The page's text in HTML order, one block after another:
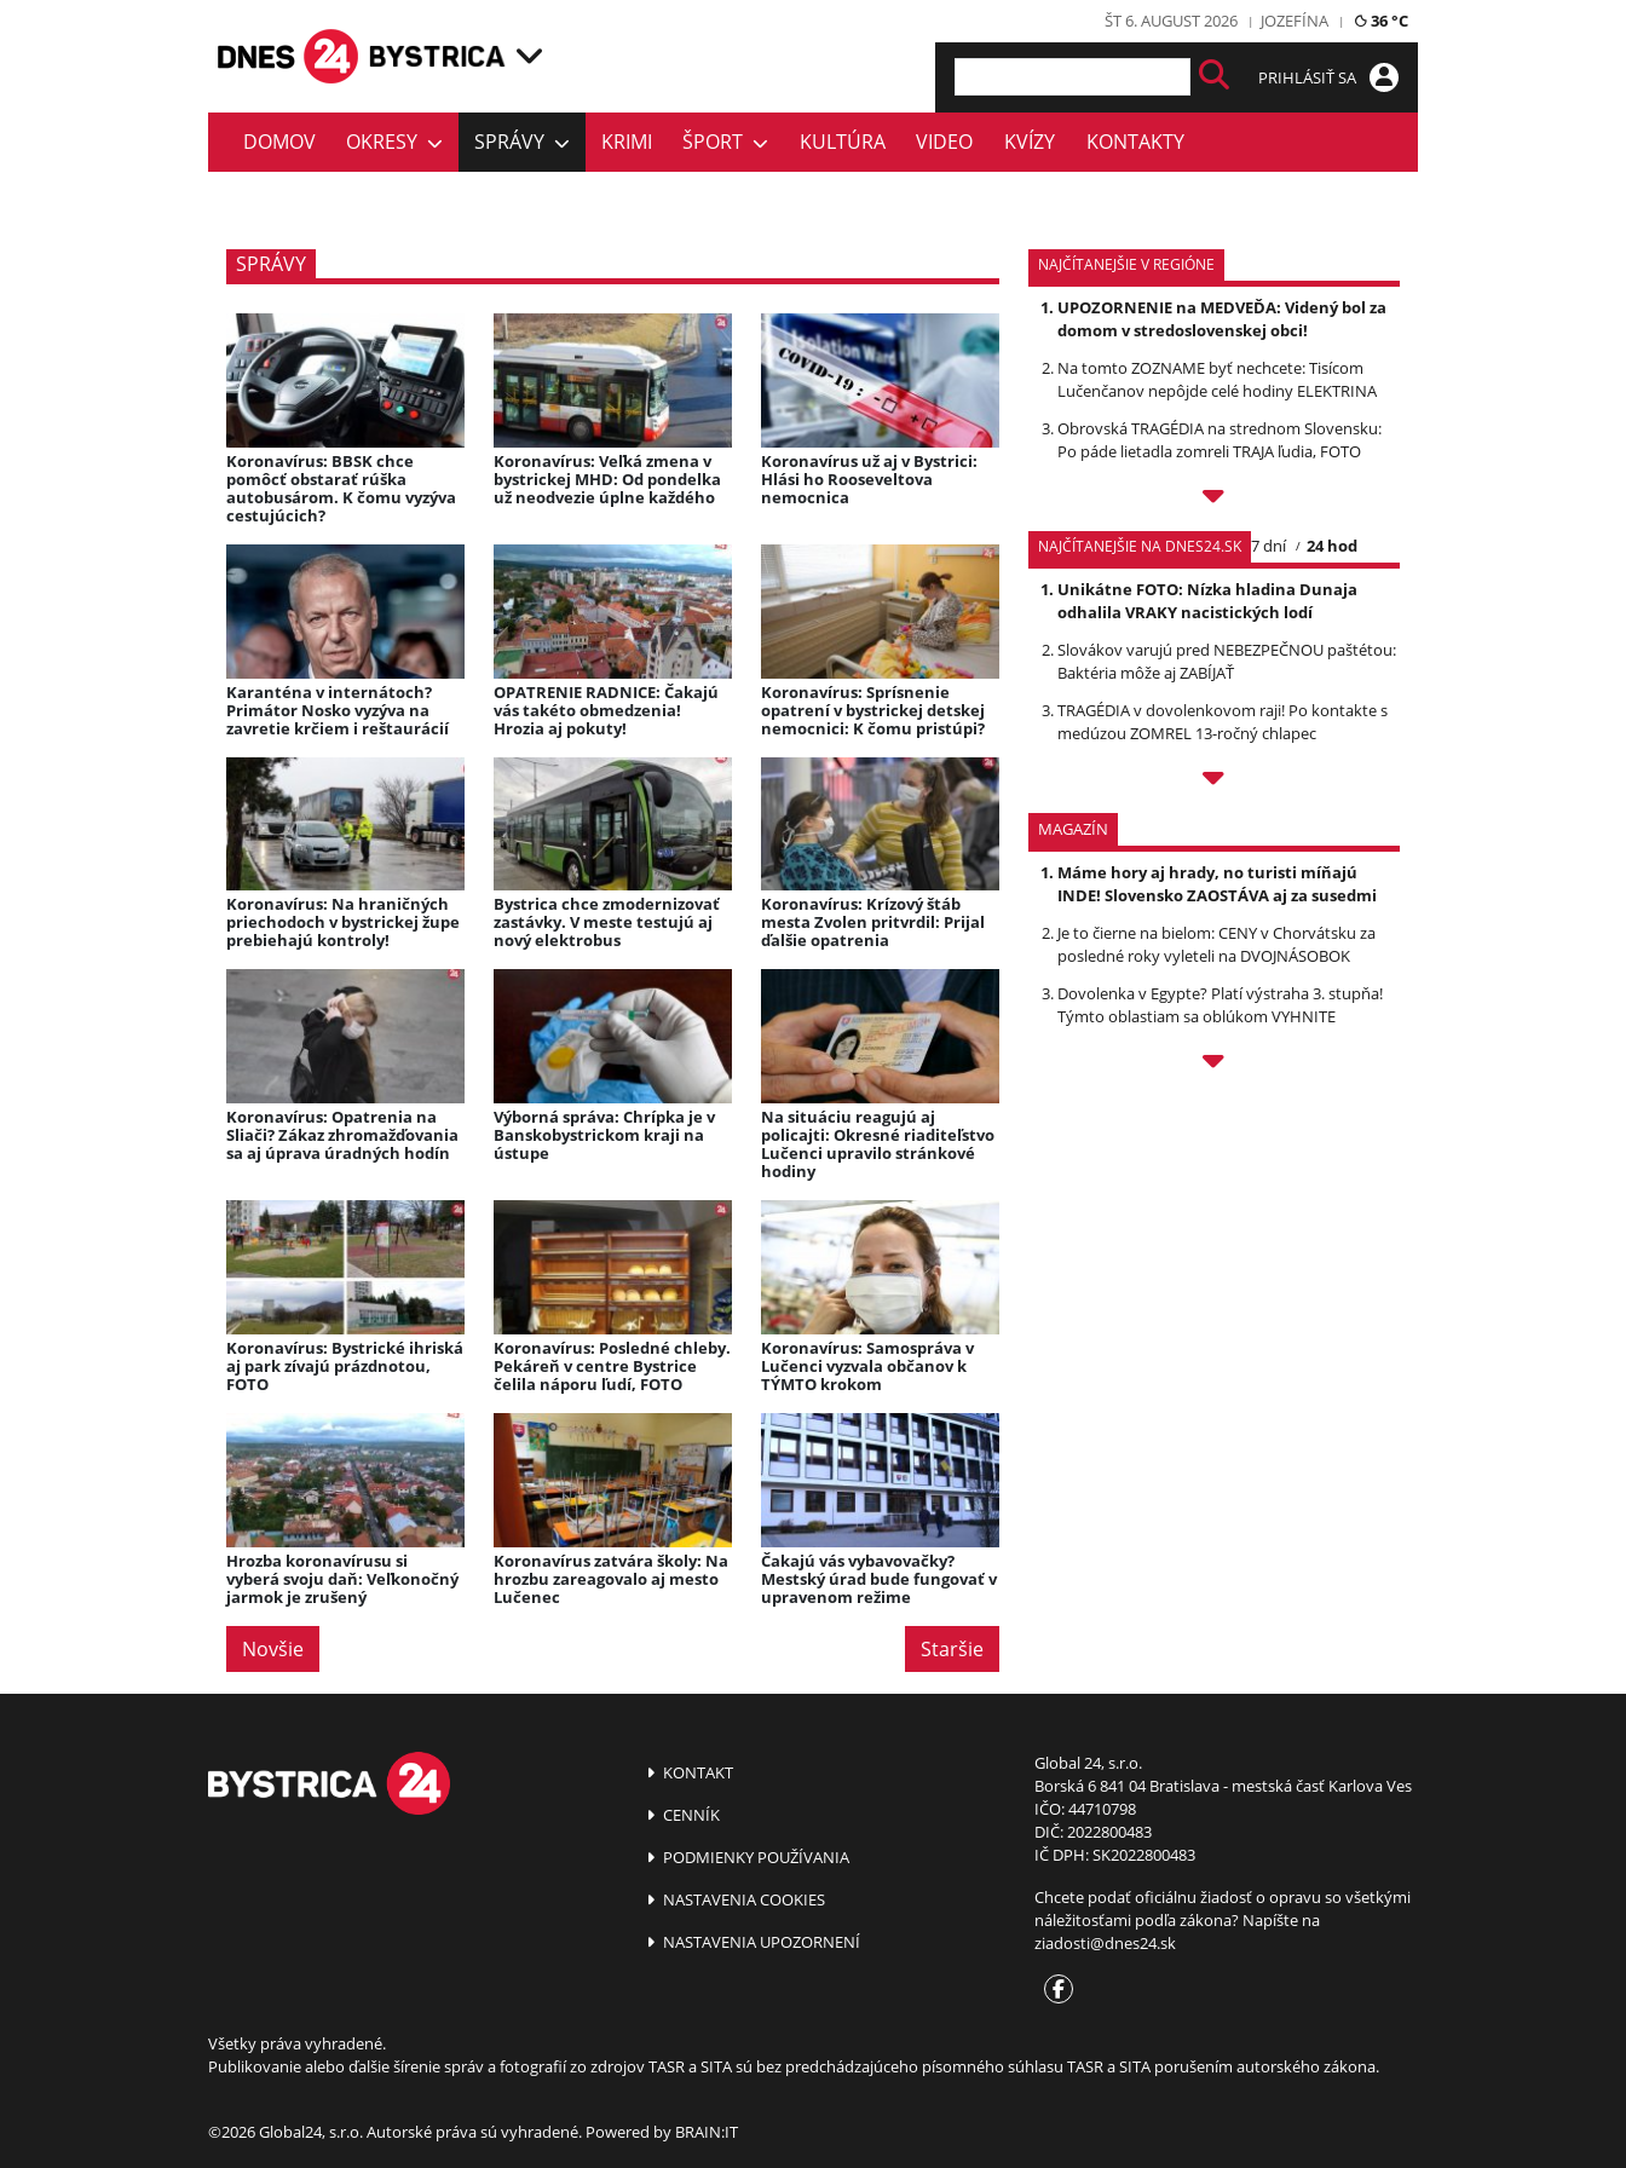
ŠT 6. AUGUST 2026 JOZEFÍNA 36 °C
PRIHLÁSIŤ SA
DOMOV OKRESY SPRÁVY KRIMI ŠPORT KULTÚRA VIDEO KVÍZY KONTAKTY
SPRÁVY
Koronavírus: BBSK chce
pomôcť obstarať rúška
autobusárom. K čomu vyzýva
cestujúcich?
Koronavírus: Veľká zmena v
bystrickej MHD: Od pondelka
už neodvezie úplne každého
Koronavírus už aj v Bystrici:
Hlási ho Rooseveltova
nemocnica
Karanténa v internátoch?
Primátor Nosko vyzýva na
zavretie krčiem i reštaurácií
OPATRENIE RADNICE: Čakajú
vás takéto obmedzenia!
Hrozia aj pokuty!
Koronavírus: Sprísnenie
opatrení v bystrickej detskej
nemocnici: K čomu pristúpi?
Koronavírus: Na hraničných
priechodoch v bystrickej župe
prebiehajú kontroly!
Bystrica chce zmodernizovať
zastávky. V meste testujú aj
nový elektrobus
Koronavírus: Krízový štáb
mesta Zvolen pritvrdil: Prijal
ďalšie opatrenia
Koronavírus: Opatrenia na
Sliači? Zákaz zhromažďovania
sa aj úprava úradných hodín
Výborná správa: Chrípka je v
Banskobystrickom kraji na
ústupe
Na situáciu reagujú aj
policajti: Okresné riaditeľstvo
Lučenci upravilo stránkové
hodiny
Koronavírus: Bystrické ihriská
aj park zívajú prázdnotou,
FOTO
Koronavírus: Posledné chleby.
Pekáreň v centre Bystrice
čelila náporu ľudí, FOTO
Koronavírus: Samospráva v
Lučenci vyzvala občanov k
TÝMTO krokom
Hrozba koronavírusu si
vyberá svoju daň: Veľkonočný
jarmok je zrušený
Koronavírus zatvára školy: Na
hrozbu zareagovalo aj mesto
Lučenec
Čakajú vás vybavovačky?
Mestský úrad bude fungovať v
upravenom režime
Novšie Staršie
NAJČÍTANEJŠIE V REGIÓNE
UPOZORNENIE na MEDVEĎA: Videný bol za
domom v stredoslovenskej obci!
Na tomto ZOZNAME byť nechcete: Tisícom
Lučenčanov nepôjde celé hodiny ELEKTRINA
Obrovská TRAGÉDIA na strednom Slovensku:
Po páde lietadla zomreli TRAJA ľudia, FOTO
NAJČÍTANEJŠIE NA DNES24.SK 7 dní
24 hod
Unikátne FOTO: Nízka hladina Dunaja
odhalila VRAKY nacistických lodí
Slovákov varujú pred NEBEZPEČNOU paštétou:
Baktéria môže aj ZABÍJAŤ
TRAGÉDIA v dovolenkovom raji! Po kontakte s
medúzou ZOMREL 13-ročný chlapec
MAGAZÍN
Máme hory aj hrady, no turisti míňajú
INDE! Slovensko ZAOSTÁVA aj za susedmi
Je to čierne na bielom: CENY v Chorvátsku za
posledné roky vyleteli na DVOJNÁSOBOK
Dovolenka v Egypte? Platí výstraha 3. stupňa!
Týmto oblastiam sa oblúkom VYHNITE
KONTAKT
CENNÍK
PODMIENKY POUŽÍVANIA
NASTAVENIA COOKIES
NASTAVENIA UPOZORNENÍ
Global 24, s.r.o.
Borská 6 841 04 Bratislava - mestská časť Karlova Ves
IČO: 44710798
DIČ: 2022800483
IČ DPH: SK2022800483
Chcete podať oficiálnu žiadosť o opravu so všetkými
náležitosťami podľa zákona? Napíšte na
ziadosti@dnes24.sk
Všetky práva vyhradené.
Publikovanie alebo ďalšie šírenie správ a fotografií zo zdrojov TASR a SITA sú bez predchádzajúceho písomného súhlasu TASR a SITA porušením autorského zákona.
©2026 Global24, s.r.o. Autorské práva sú vyhradené. Powered by BRAIN:IT